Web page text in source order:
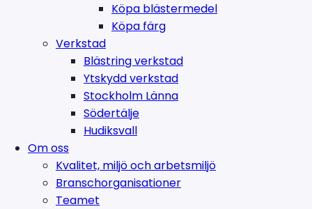
Köpa blästermedel
Köpa färg
Verkstad
Blästring verkstad
Ytskydd verkstad
Stockholm Länna
Södertälje
Hudiksvall
Om oss
Kvalitet, miljö och arbetsmiljö
Branschorganisationer
Teamet